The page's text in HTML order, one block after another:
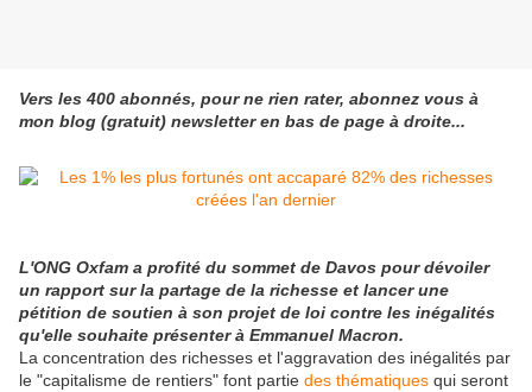
Vers les 400 abonnés, pour ne rien rater, abonnez vous à
mon blog (gratuit) newsletter en bas de page à droite...
L'ONG Oxfam a profité du sommet de Davos pour dévoiler
un rapport sur la partage de la richesse et lancer une
pétition de soutien à son projet de loi contre les inégalités
qu'elle souhaite présenter à Emmanuel Macron.
La concentration des richesses et l'aggravation des inégalités par
le "capitalisme de rentiers" font partie des thématiques qui seront